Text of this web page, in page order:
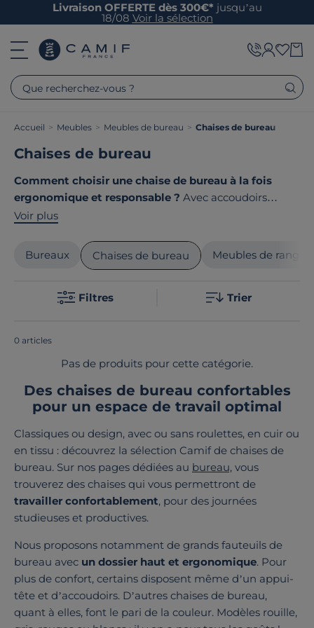
Livraison OFFERTE dès 300€* jusqu’au
18/08 Voir la sélection
Que recherchez-vous ?
Accueil > Meubles > Meubles de bureau > Chaises de bureau
Chaises de bureau
Comment choisir une chaise de bureau à la fois
ergonomique et responsable ? Avec accoudoirs
réglables, dossier ajustable ou assise modulable : les
pour un confort optimal. Chez Camif, nous
sélectionnons des modèles qui allient bien-être au
commun de nos produits ? Ils sont tousfabriqués en
Voir plus
Bureaux Chaises de bureau Meubles de
Filtres Trier
0 articles
Pas de produits pour cette catégorie.
Des chaises de bureau confortables
pour un espace de travail optimal
Classiques ou design, avec ou sans roulettes, en cuir ou
en tissu : découvrez la sélection Camif de chaises de
bureau. Sur nos pages dédiées au bureau, vous
trouverez des chaises qui vous permettront de
travailler confortablement, pour des journées
studieuses et productives.
Nous proposons notamment de grands fauteuils de
bureau avec un dossier haut et ergonomique. Pour
plus de confort, certains disposent même d’un appui-
tête et d’accoudoirs. D’autres chaises de bureau,
quant à elles, font le pari de la couleur. Modèles rouille,